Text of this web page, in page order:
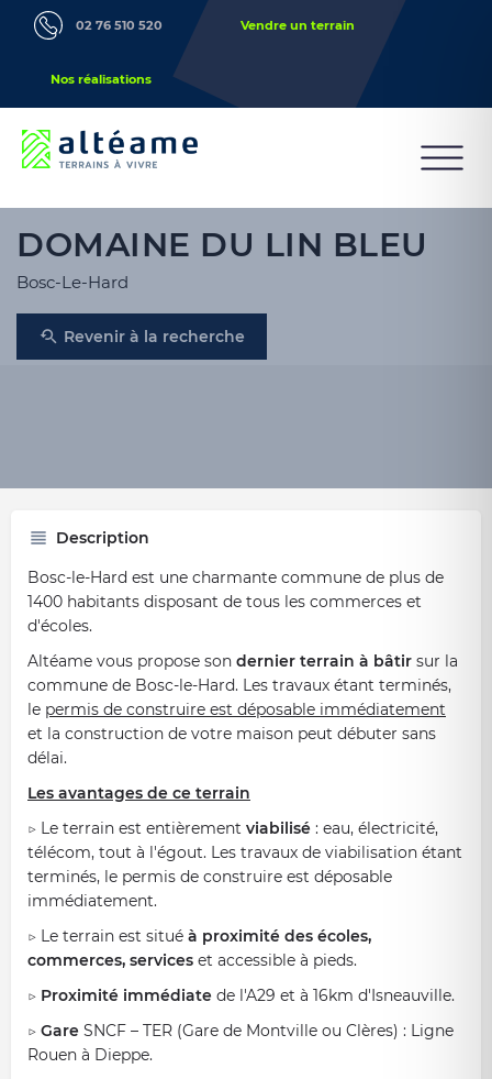
02 76 510 520 Vendre un terrain
Nos réalisations
DOMAINE DU LIN BLEU
Bosc-Le-Hard
Revenir à la recherche
Description
Bosc-le-Hard est une charmante commune de plus de
1400 habitants disposant de tous les commerces et
d'écoles.
Altéame vous propose son dernier terrain à bâtir sur la
commune de Bosc-le-Hard. Les travaux étant terminés,
le permis de construire est déposable immédiatement
et la construction de votre maison peut débuter sans
délai.
Les avantages de ce terrain
▷ Le terrain est entièrement viabilisé : eau, électricité,
télécom, tout à l'égout. Les travaux de viabilisation étant
terminés, le permis de construire est déposable
immédiatement.
▷ Le terrain est situé à proximité des écoles,
commerces, services et accessible à pieds.
▷ Proximité immédiate de l'A29 et à 16km d'Isneauville.
▷ Gare SNCF – TER (Gare de Montville ou Clères) : Ligne
Rouen à Dieppe.